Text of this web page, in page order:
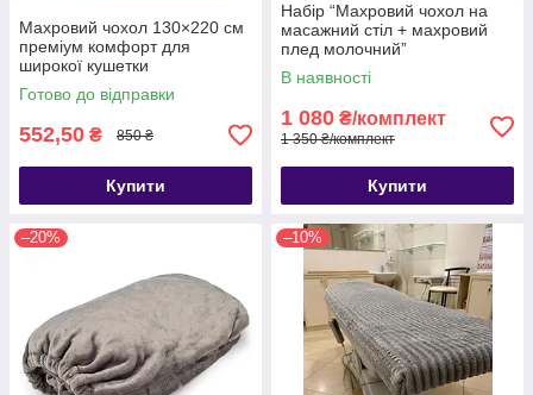
Махровий чохол 130×220 см
преміум комфорт для
широкої кушетки
Готово до відправки
552,50 ₴ 850 ₴
Купити
Набір “Махровий чохол на
масажний стіл + махровий
плед молочний”
В наявності
1 080 ₴/комплект
1 350 ₴/комплект
Купити
–20% –10%